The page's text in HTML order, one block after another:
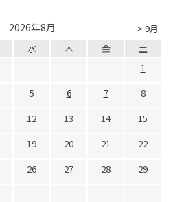
> 9月
2026年8月
水 木 金
土
1
5 6 7
8
12 13 14
15
19 20 21
22
26 27 28
29